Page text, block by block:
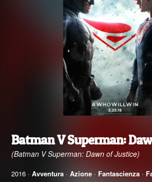
Batman V Superman:
(Batman V Superman: Dawn of Justice)
2016 · Avventura ·Azione · Fantascienza ·